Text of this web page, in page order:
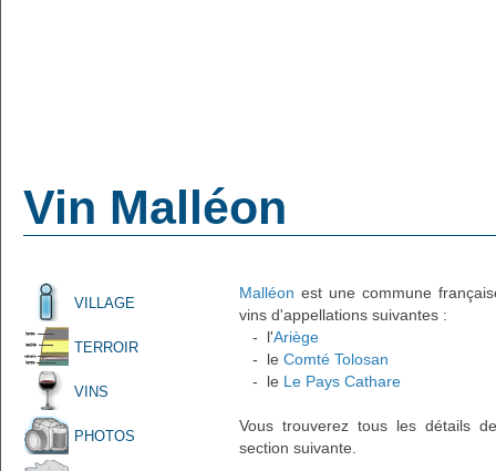
Vin Malléon
VILLAGE
TERROIR
VINS
PHOTOS
Malléon est une commune
vins d'appellations suivantes :
- l'Ariège
- le Comté Tolosan
- le Le Pays Cathare
Vous trouverez tous les détails
section suivante.